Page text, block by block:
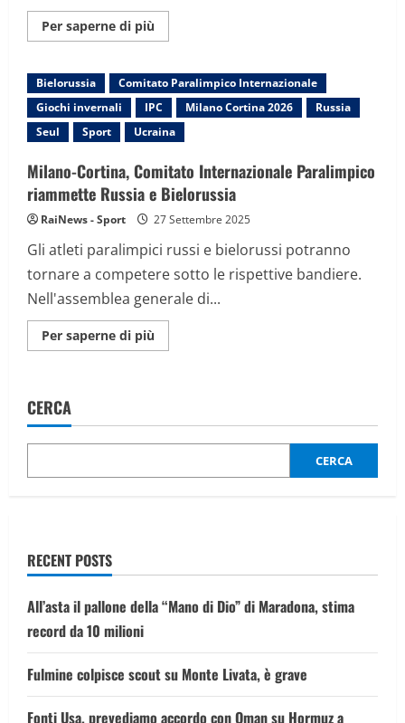
Per saperne di più
informazioni
sale
sul
volo
per
Milano:
parteciperà
delle
Olimpiadi
Bielorussia
Comitato Paralimpico Internazionale
Giochi invernali
IPC Milano Cortina 2026
Russia
Seul
Sport Ucraina
Milano-Cortina, Comitato Internazionale Paralimpico
riammette Russia e Bielorussia
RaiNews - Sport 27 Settembre 2025
Gli atleti paralimpici russi e bielorussi potranno
tornare a competere sotto le rispettive bandiere.
Nell'assemblea generale di...
Per saperne di più
informazioni
Paralimpico
Russia
Bielorussia
CERCA
CERCA
RECENT POSTS
All’asta il pallone della “Mano di Dio” di Maradona, stima
record da 10 milioni
Fulmine colpisce scout su Monte Livata, è grave
Fonti Usa, prevediamo accordo con Oman su Hormuz a